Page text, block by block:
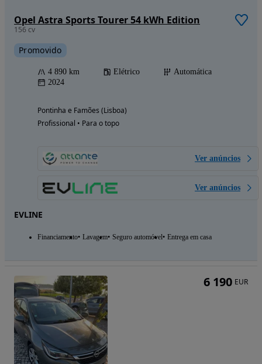
Opel Astra Sports Tourer 54 kWh Edition
156 cv
Promovido
4 890 km Elétrico
Automática
2024
Pontinha e Famões (Lisboa)
Profissional • Para o topo
Ver anúncios
Ver anúncios
EVLINE
Financiamento Lavagem Seguro automóvel Entrega em casa
6 190 EUR